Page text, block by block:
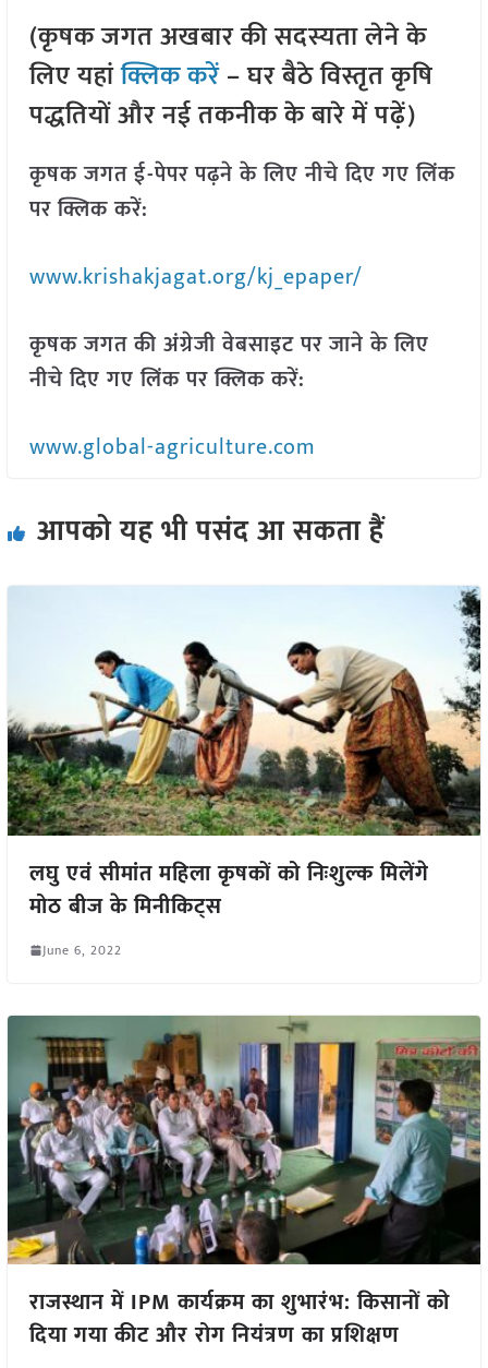
(कृषक जगत अखबार की सदस्यता लेने के
लिए यहांक्लिक करें– घर बैठे विस्तृत कृषि
पद्धतियों और नई तकनीक के बारे में पढ़ें)
कृषक जगत ई-पेपर पढ़ने के लिए नीचे दिए गए लिंक
पर क्लिक करें:
www.krishakjagat.org/kj_epaper/
कृषक जगत की अंग्रेजी वेबसाइट पर जाने के लिए
नीचे दिए गए लिंक पर क्लिक करें:
www.global-agriculture.com
आपको यह भी पसंद आ सकता हैं
लघु एवं सीमांत महिला कृषकों को निःशुल्क मिलेंगे
मोठ बीज के मिनीकिट्स
June 6, 2022
राजस्थान में IPM कार्यक्रम का शुभारंभ: किसानों को
दिया गया कीट और रोग नियंत्रण का प्रशिक्षण